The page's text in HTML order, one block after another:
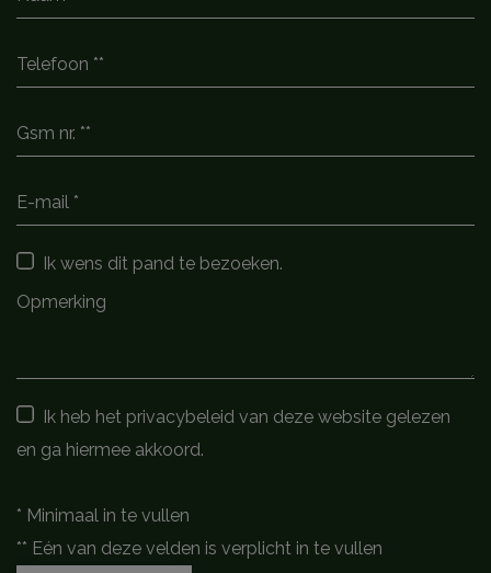
Ik wens dit pand te bezoeken.
Ik heb het privacybeleid van deze website gelezen
en ga hiermee akkoord.
* Minimaal in te vullen
** Eén van deze velden is verplicht in te vullen